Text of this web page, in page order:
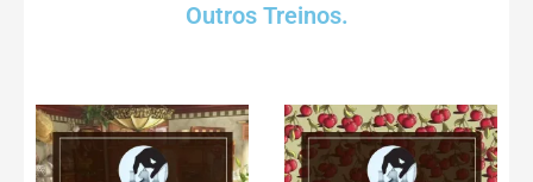
Outros Treinos.